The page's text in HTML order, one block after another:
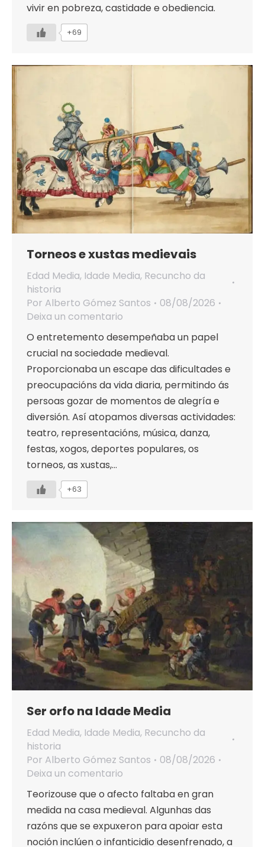
vivir en pobreza, castidade e obediencia.
+69
Torneos e xustas medievais
Edad Media, Idade Media, Recuncho da
historia
Por Alberto Gómez Santos
08/08/2026
Deixa un comentario
O entretemento desempeñaba un papel
crucial na sociedade medieval.
Proporcionaba un escape das dificultades e
preocupacións da vida diaria, permitindo ás
persoas gozar de momentos de alegría e
diversión. Así atopamos diversas actividades:
teatro, representacións, música, danza,
festas, xogos, deportes populares, os
torneos, as xustas,…
+63
Ser orfo na Idade Media
Edad Media, Idade Media, Recuncho da
historia
Por Alberto Gómez Santos
08/08/2026
Deixa un comentario
Teorizouse que o afecto faltaba en gran
medida na casa medieval. Algunhas das
razóns que se expuxeron para apoiar esta
noción inclúen o infanticidio desenfrenado, a